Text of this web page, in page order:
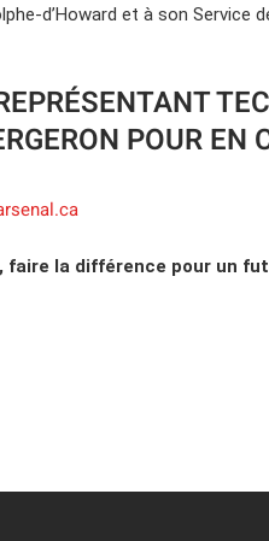
d’Howard et à son
POUR EN
faire la différence pour un